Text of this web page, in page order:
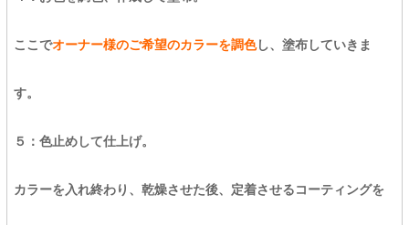
ここでオーナー様のご希望のカラーを調色し、塗布していきま
す。
５：色止めして仕上げ。
カラーを入れ終わり、乾燥させた後、定着させるコーティングを